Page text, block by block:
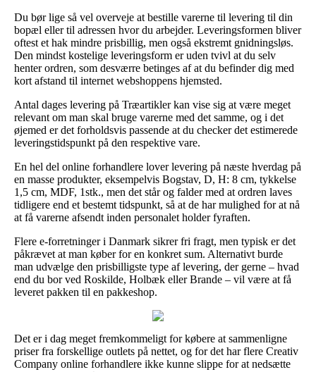
Du bør lige så vel overveje at bestille varerne til levering til din
bopæl eller til adressen hvor du arbejder. Leveringsformen bliver
oftest et hak mindre prisbillig, men også ekstremt gnidningsløs.
Den mindst kostelige leveringsform er uden tvivl at du selv
henter ordren, som desværre betinges af at du befinder dig med
kort afstand til internet webshoppens hjemsted.
Antal dages levering på Træartikler kan vise sig at være meget
relevant om man skal bruge varerne med det samme, og i det
øjemed er det forholdsvis passende at du checker det estimerede
leveringstidspunkt på den respektive vare.
En hel del online forhandlere lover levering på næste hverdag på
en masse produkter, eksempelvis Bogstav, D, H: 8 cm, tykkelse
1,5 cm, MDF, 1stk., men det står og falder med at ordren laves
tidligere end et bestemt tidspunkt, så at de har mulighed for at nå
at få varerne afsendt inden personalet holder fyraften.
Flere e-forretninger i Danmark sikrer fri fragt, men typisk er det
påkrævet at man køber for en konkret sum. Alternativt burde
man udvælge den prisbilligste type af levering, der gerne – hvad
end du bor ved Roskilde, Holbæk eller Brande – vil være at få
leveret pakken til en pakkeshop.
Det er i dag meget fremkommeligt for købere at sammenligne
priser fra forskellige outlets på nettet, og for det har flere Creativ
Company online forhandlere ikke kunne slippe for at nedsætte